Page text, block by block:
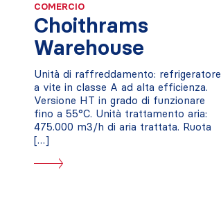
COMERCIO
Choithrams
Warehouse
Unità di raffreddamento: refrigeratore
a vite in classe A ad alta efficienza.
Versione HT in grado di funzionare
fino a 55°C. Unità trattamento aria:
475.000 m3/h di aria trattata. Ruota
[…]